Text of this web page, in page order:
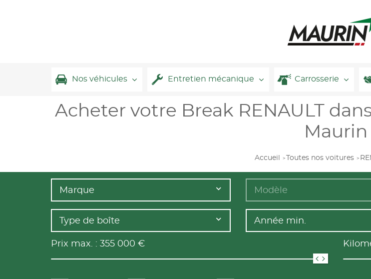
Nos véhicules Entretien mécanique Carrosserie
Acheter votre Break RENAULT
Maurin
Accueil Toutes nos voitures
Marque Modèle
Type de boîte Année min.
Prix max. : 355 000 €